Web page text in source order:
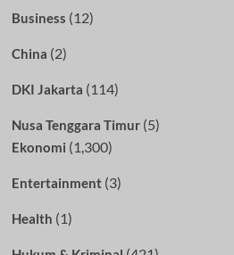
Business (12)
China (2)
DKI Jakarta (114)
Nusa Tenggara Timur(5)
Ekonomi (1,300)
Entertainment(3)
Health (1)